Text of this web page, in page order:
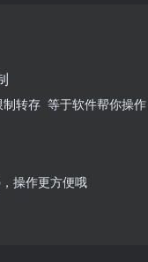
转存 等于软件帮你操
操作更方便哦